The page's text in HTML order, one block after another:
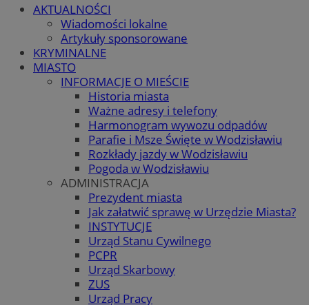
AKTUALNOŚCI
Wiadomości lokalne
Artykuły sponsorowane
KRYMINALNE
MIASTO
INFORMACJE O MIEŚCIE
Historia miasta
Ważne adresy i telefony
Harmonogram wywozu odpadów
Parafie i Msze Święte w Wodzisławiu
Rozkłady jazdy w Wodzisławiu
Pogoda w Wodzisławiu
ADMINISTRACJA
Prezydent miasta
Jak załatwić sprawę w Urzędzie Miasta?
INSTYTUCJE
Urząd Stanu Cywilnego
PCPR
Urząd Skarbowy
ZUS
Urząd Pracy